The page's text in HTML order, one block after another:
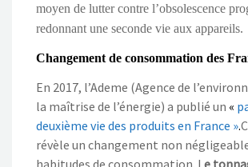
moyen de lutter contre l’obsolescence
redonnant une seconde vie aux appareils.
Changement de consommation des
En 2017, l’Ademe (Agence de
la maîtrise de l’énergie) a publié un «
deuxième vie des produits en France ».
révèle un changement non
habitudes de consommation. L e